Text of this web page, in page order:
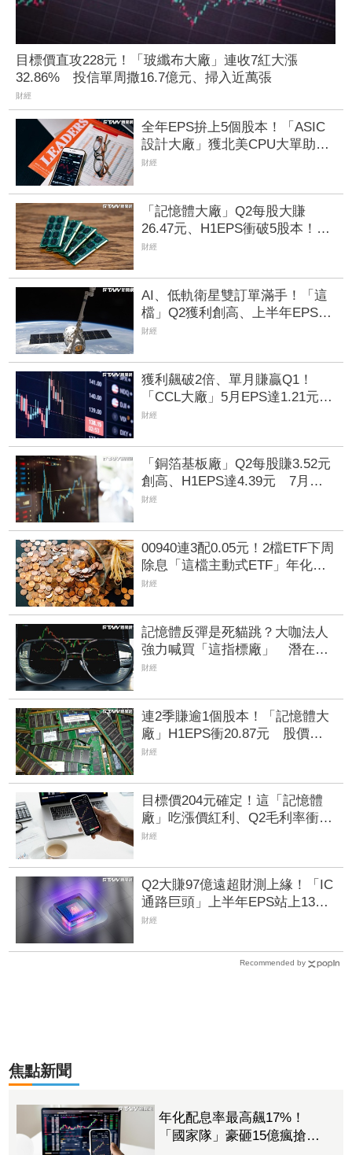
目標價直攻228元！「玻纖布大廠」連收7紅大漲
32.86% 投信單周撒16.7億元、掃入近萬張
財經
全年EPS拚上5個股本！「ASIC
設計大廠」獲北美CPU大單助
攻 7月營收飆158%
財經
「記憶體大廠」Q2每股大賺
26.47元、H1EPS衝破5股本！看
好第3、4季DRAM合約價續揚
財經
AI、低軌衛星雙訂單滿手！「這
檔」Q2獲利創高、上半年EPS衝
2.5元 全年營運看旺
財經
獲利飆破2倍、單月賺贏Q1！
「CCL大廠」5月EPS達1.21元
布局高階電子材料迎AI浪潮
財經
「銅箔基板廠」Q2每股賺3.52元
創高、H1EPS達4.39元 7月營
收同締新猷、年增96.88%
財經
00940連3配0.05元！2檔ETF下周
除息「這檔主動式ETF」年化配
息率逼11%超香 最後上車日曝
財經
記憶體反彈是死貓跳？大咖法人
強力喊買「這指標廠」 潛在漲
幅逾66%
財經
連2季賺逾1個股本！「記憶體大
廠」H1EPS衝20.87元 股價卻
殺至跌停鎖死
財經
目標價204元確定！這「記憶體
廠」吃漲價紅利、Q2毛利率衝
70% 全年營運看旺
財經
Q2大賺97億遠超財測上緣！「IC
通路巨頭」上半年EPS站上13
元 工業與AI應用需求持續復甦
財經
Recommended by
焦點新聞
年化配息率最高飆17%！
「國家隊」豪砸15億瘋搶這6